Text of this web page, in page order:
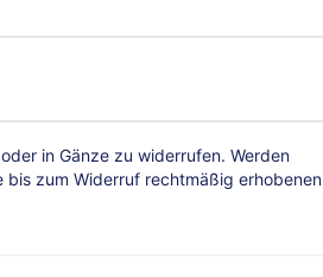
+
in Gänze zu widerrufen. Werden
zum Widerruf rechtmäßig erhobenen